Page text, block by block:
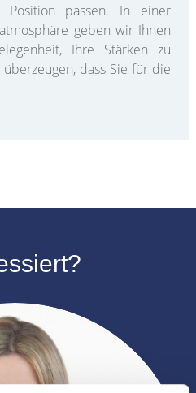
Position passen. In einer
geben wir Ihnen
Ihre Stärken zu
dass Sie für die